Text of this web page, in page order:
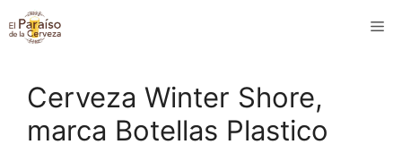
Saltar
al
Cerveza Winter Shore,
marca Botellas Plastico